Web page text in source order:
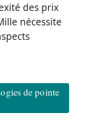
des prix
nécessite
de pointe